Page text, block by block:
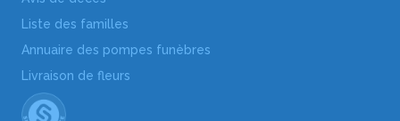
Liste des familles
Annuaire des pompes funèbres
Livraison de fleurs